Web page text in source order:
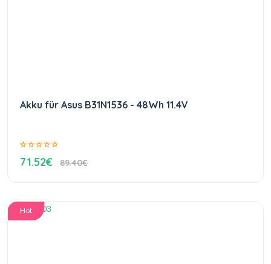
Akku für Asus B31N1536 - 48Wh 11.4V
71.52€ 89.40€
Hot